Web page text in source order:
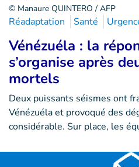
© Manaure QUINTERO / AFP
Réadaptation Santé
Vénézuéla : la
s’organise après
mortels
Deux puissants séismes ont
Vénézuéla et provoqué des
considérable. Sur place, les